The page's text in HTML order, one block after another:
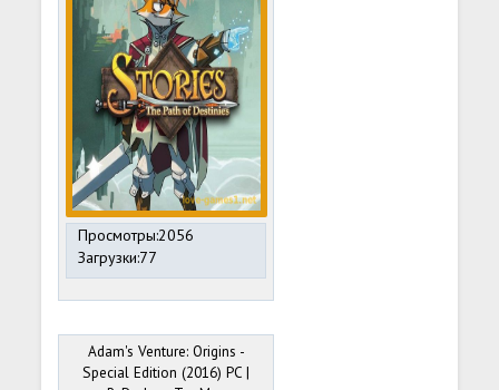
Просмотры:2056
Загрузки:77
Adam's Venture: Origins -
Special Edition (2016) PC |